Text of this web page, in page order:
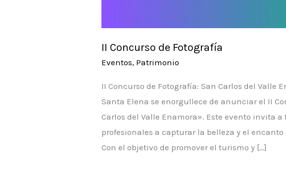
II Concurso de Fotografía
Eventos, Patrimonio
II Concurso de Fotografía: San Carlos del Valle
Santa Elena se enorgullece de anunciar el II
Carlos del Valle Enamora». Este evento invita
profesionales a capturar la belleza y el encanto
Con el objetivo de promover el turismo y […]